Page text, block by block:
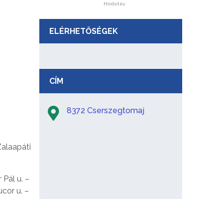
u. –
u. –
Hirdetés
ELÉRHETŐSÉGEK
CÍM
8372 Cserszegtomaj